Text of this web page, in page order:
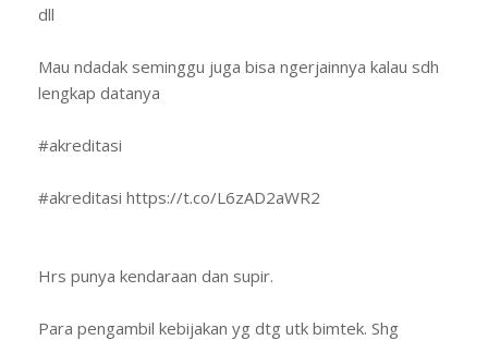
dll
Mau ndadak seminggu juga bisa ngerjainnya kalau sdh
lengkap datanya
#akreditasi
#akreditasi https://t.co/L6zAD2aWR2
Hrs punya kendaraan dan supir.
Para pengambil kebijakan yg dtg utk bimtek. Shg